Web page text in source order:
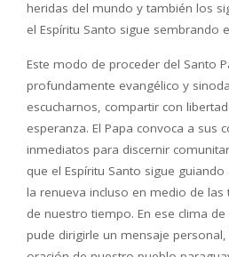
heridas del mundo y también los
el Espíritu Santo sigue sembrando
Este modo de proceder del Santo
profundamente evangélico y
escucharnos, compartir con
esperanza. El Papa convoca a sus
inmediatos para discernir
que el Espíritu Santo sigue
la renueva incluso en medio de las
de nuestro tiempo. En ese clima
pude dirigirle un mensaje